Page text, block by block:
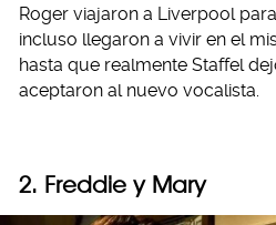
Roger viajaron a Liverpool
incluso llegaron a vivir en el
hasta que realmente Staffel
aceptaron al nuevo vocalista.
2. Freddie y Mary